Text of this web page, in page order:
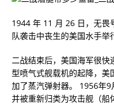
1944 年 11 月 26 日，无畏
队袭击中丧生的美国水手举
二战结束后，美国海军很快
型喷气式舰载机的起降，
加了蒸汽弹射器。 1956年9
并被重新归类为攻击舰（船